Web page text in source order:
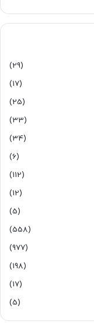
(29)
(17)
(25)
(33)
(34)
(6)
(112)
(12)
(5)
(558)
(977)
(198)
(17)
(5)